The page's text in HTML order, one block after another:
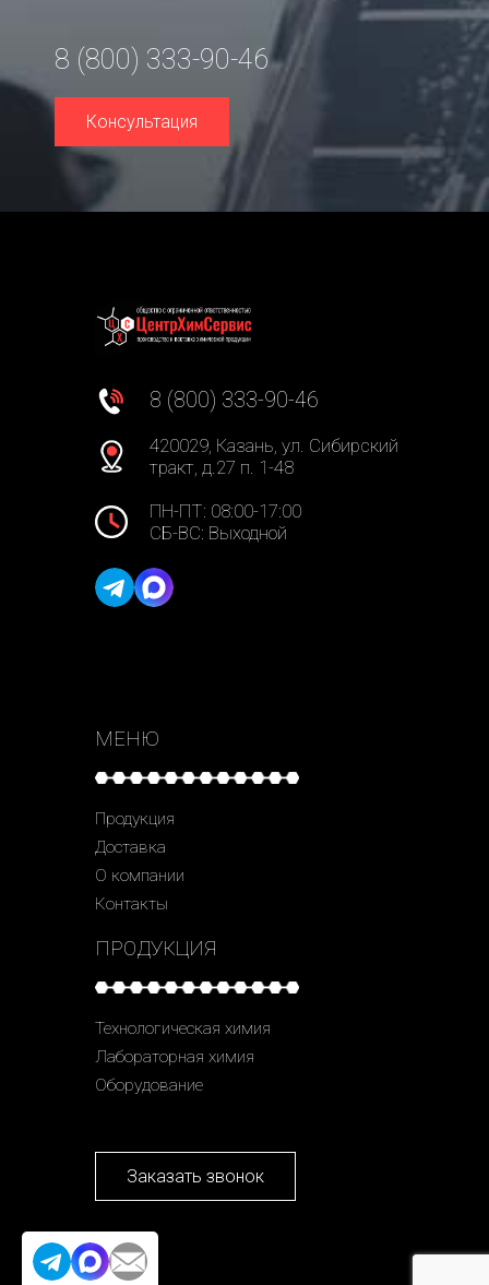
8 (800) 333-90-46
Консультация
8 (800) 333-90-46
420029, Казань, ул. Сибирский
тракт, д.27 п. 1-48
ПН-ПТ: 08:00-17:00
СБ-ВС: Выходной
МЕНЮ
Продукция
Доставка
О компании
Контакты
ПРОДУКЦИЯ
Технологическая химия
Лабораторная химия
Оборудование
Заказать звонок